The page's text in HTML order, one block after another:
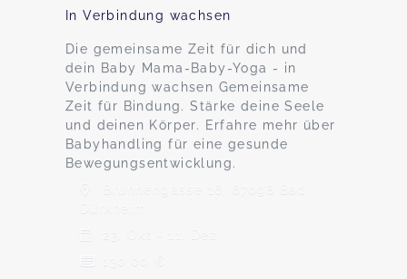
In Verbindung wachsen
Die gemeinsame Zeit für dich und
dein Baby Mama-Baby-Yoga - in
Verbindung wachsen Gemeinsame
Zeit für Bindung. Stärke deine Seele
und deinen Körper. Erfahre mehr über
Babyhandling für eine gesunde
Bewegungsentwicklung.
Brunnengasse 16, 67098 Bad
Dürkheim
23. Okt - 11. Dez
130,00 €